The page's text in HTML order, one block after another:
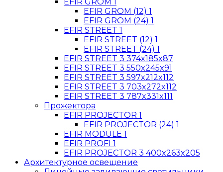
EFIR GROM (12) 1
EFIR GROM (24) 1
EFIR STREET 1
EFIR STREET (12) 1
EFIR STREET (24) 1
EFIR STREET 3 374x185x87
EFIR STREET 3 550x245x91
EFIR STREET 3 597x212x112
EFIR STREET 3 703x272x112
EFIR STREET 3 787x331x111
Прожектора
EFIR PROJECTOR 1
EFIR PROJECTOR (24) 1
EFIR MODULE 1
EFIR PROFI 1
EFIR PROJECTOR 3 400x263x205
Архитектурное освещение